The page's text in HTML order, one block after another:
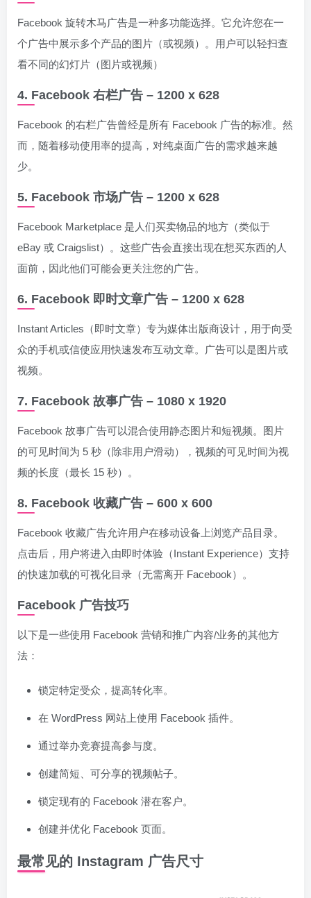
Facebook 旋转木马广告是一种多功能选择。它允许您在一
个广告中展示多个产品的图片（或视频）。用户可以轻扫查
看不同的幻灯片（图片或视频）
4. Facebook 右栏广告 – 1200 x 628
Facebook 的右栏广告曾经是所有 Facebook 广告的标准。然
而，随着移动使用率的提高，对纯桌面广告的需求越来越
少。
5. Facebook 市场广告 – 1200 x 628
Facebook Marketplace 是人们买卖物品的地方（类似于
eBay 或 Craigslist）。这些广告会直接出现在想买东西的人
面前，因此他们可能会更关注您的广告。
6. Facebook 即时文章广告 – 1200 x 628
Instant Articles（即时文章）专为媒体出版商设计，用于向受
众的手机或信使应用快速发布互动文章。广告可以是图片或
视频。
7. Facebook 故事广告 – 1080 x 1920
Facebook 故事广告可以混合使用静态图片和短视频。图片
的可见时间为 5 秒（除非用户滑动），视频的可见时间为视
频的长度（最长 15 秒）。
8. Facebook 收藏广告 – 600 x 600
Facebook 收藏广告允许用户在移动设备上浏览产品目录。
点击后，用户将进入由即时体验（Instant Experience）支持
的快速加载的可视化目录（无需离开 Facebook）。
Facebook 广告技巧
以下是一些使用 Facebook 营销和推广内容/业务的其他方
法：
锁定特定受众，提高转化率。
在 WordPress 网站上使用 Facebook 插件。
通过举办竞赛提高参与度。
创建简短、可分享的视频帖子。
锁定现有的 Facebook 潜在客户。
创建并优化 Facebook 页面。
最常见的 Instagram 广告尺寸